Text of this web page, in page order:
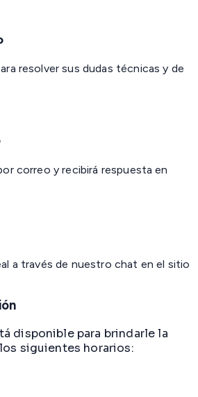
resolver sus dudas técnicas y de
correo y recibirá respuesta en
a través de nuestro chat en el sitio
disponible para brindarle la
siguientes horarios: